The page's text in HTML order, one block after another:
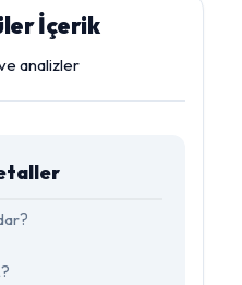
İçerik
analizler